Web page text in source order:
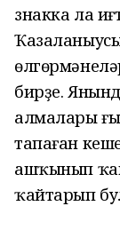
знакка ла
бирҙе.
алмалары
тапаған
ашҡынып
ҡайтарып